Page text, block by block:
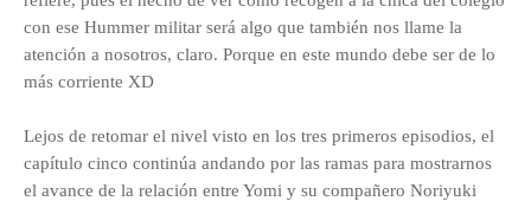
con ese Hummer militar será algo que también nos llame la
atención a nosotros, claro. Porque en este mundo debe ser de lo
más corriente XD
Lejos de retomar el nivel visto en los tres primeros episodios, el
capítulo cinco continúa andando por las ramas para mostrarnos
el avance de la relación entre Yomi y su compañero Noriyuki